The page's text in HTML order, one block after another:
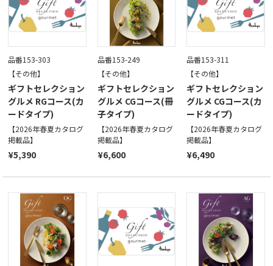
品番153-303
【その他】
ギフトセレクション
グルメ RGコース(カ
ードタイプ)
【2026年春夏カタログ
掲載品】
¥5,390
品番153-249
【その他】
ギフトセレクション
グルメ CGコース(冊
子タイプ)
【2026年春夏カタログ
掲載品】
¥6,600
品番153-311
【その他】
ギフトセレクション
グルメ CGコース(カ
ードタイプ)
【2026年春夏カタログ
掲載品】
¥6,490